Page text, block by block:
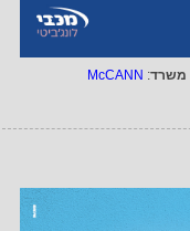
משרד:
McCANN